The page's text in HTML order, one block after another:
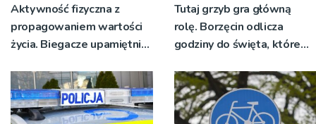
Aktywność fizyczna z
propagowaniem wartości
życia. Biegacze upamiętnili
Tutaj grzyb gra główną
rolę. Borzęcin odlicza
godziny do święta, które
pokoleń